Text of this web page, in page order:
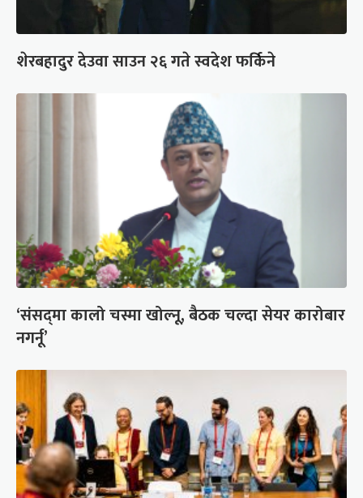
शेरबहादुर देउवा साउन २६ गते स्वदेश फर्किने
‘संसद्‍मा कालो चस्मा खोल्नू, बैठक चल्दा सेयर कारोबार
नगर्नू’